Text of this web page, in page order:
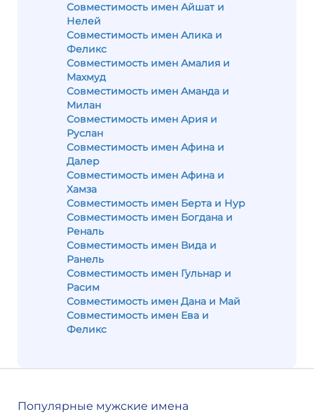
Совместимость имен Айшат и
Нелей
Совместимость имен Алика и
Феликс
Совместимость имен Амалия и
Махмуд
Совместимость имен Аманда и
Милан
Совместимость имен Ария и
Руслан
Совместимость имен Афина и
Далер
Совместимость имен Афина и
Хамза
Совместимость имен Берта и Нур
Совместимость имен Богдана и
Реналь
Совместимость имен Вида и
Ранель
Совместимость имен Гульнар и
Расим
Совместимость имен Дана и Май
Совместимость имен Ева и
Феликс
Популярные мужские имена